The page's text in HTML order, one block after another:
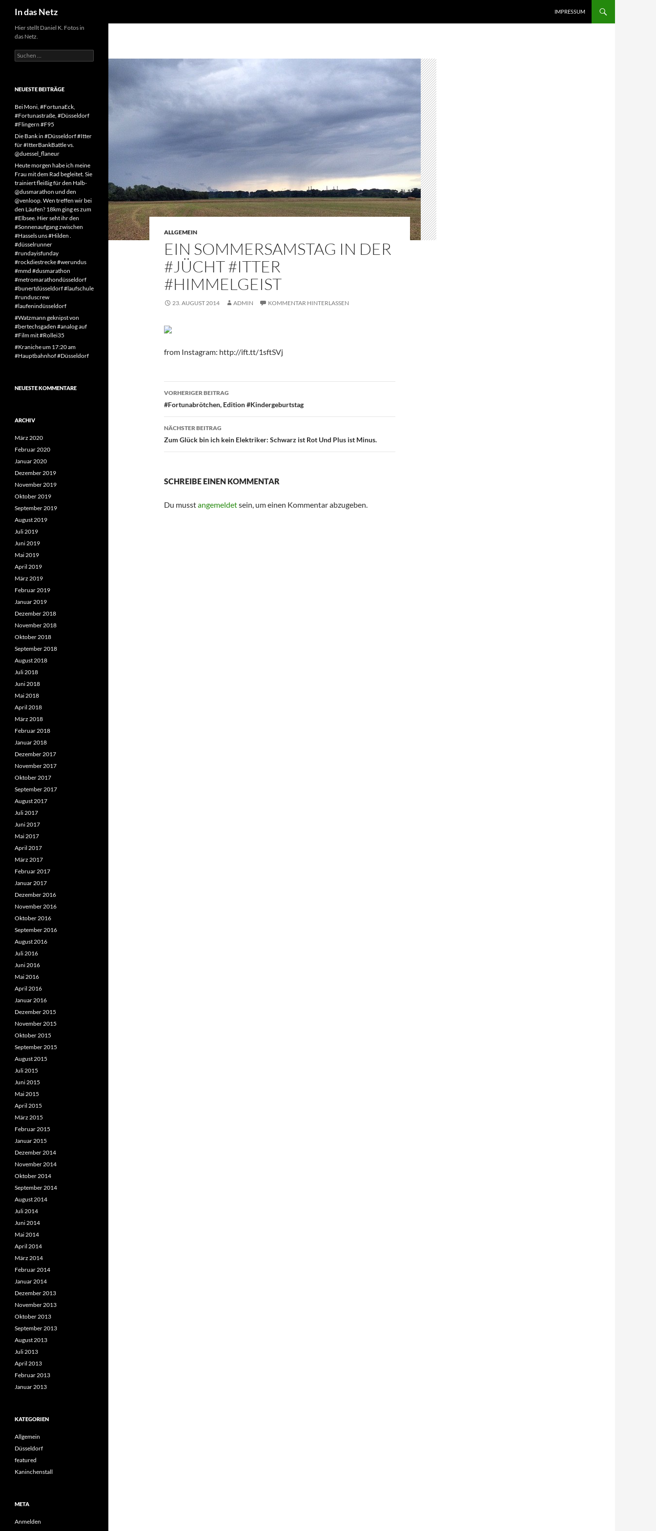
Inhalt
springen
In das Netz IMPRESSUM
ALLGEMEIN
EIN SOMMERSAMSTAG IN DER
#JÜCHT #ITTER
#HIMMELGEIST
23. AUGUST 2014 ADMIN KOMMENTAR HINTERLASSEN
from Instagram: http://ift.tt/1sftSVj
Beitragsnavigation
VORHERIGER BEITRAG
#Fortunabrötchen, Edition #Kindergeburtstag
NÄCHSTER BEITRAG
Zum Glück bin ich kein Elektriker: Schwarz ist Rot Und Plus ist Minus.
SCHREIBE EINEN KOMMENTAR
Du musstangemeldetsein, um einen Kommentar abzugeben.
Hier stellt Daniel K. Fotos in
das Netz.
Suchen
nach:
NEUESTE BEITRÄGE
Bei Moni, #FortunaEck,
#Fortunastraße, #Düsseldorf
#Flingern #F95
Die Bank in #Düsseldorf #Itter
für #ItterBankBattle vs.
@duessel_flaneur
Heute morgen habe ich meine
Frau mit dem Rad begleitet. Sie
trainiert fleißig für den Halb-
@dusmarathon und den
@venloop. Wen treffen wir bei
den Läufen? 18km ging es zum
#Elbsee. Hier seht ihr den
#Sonnenaufgang zwischen
#Hassels uns #Hilden .
#düsselrunner
#rundayisfunday
#rockdiestrecke #werundus
#mmd #dusmarathon
#metromarathondüsseldorf
#bunertdüsseldorf #laufschule
#runduscrew
#laufenindüsseldorf
#Watzmann geknipst von
#bertechsgaden #analog auf
#Film mit #Rollei35
#Kraniche um 17:20 am
#Hauptbahnhof #Düsseldorf
NEUESTE KOMMENTARE
ARCHIV
März 2020
Februar 2020
Januar 2020
Dezember 2019
November 2019
Oktober 2019
September 2019
August 2019
Juli 2019
Juni 2019
Mai 2019
April 2019
März 2019
Februar 2019
Januar 2019
Dezember 2018
November 2018
Oktober 2018
September 2018
August 2018
Juli 2018
Juni 2018
Mai 2018
April 2018
März 2018
Februar 2018
Januar 2018
Dezember 2017
November 2017
Oktober 2017
September 2017
August 2017
Juli 2017
Juni 2017
Mai 2017
April 2017
März 2017
Februar 2017
Januar 2017
Dezember 2016
November 2016
Oktober 2016
September 2016
August 2016
Juli 2016
Juni 2016
Mai 2016
April 2016
Januar 2016
Dezember 2015
November 2015
Oktober 2015
September 2015
August 2015
Juli 2015
Juni 2015
Mai 2015
April 2015
März 2015
Februar 2015
Januar 2015
Dezember 2014
November 2014
Oktober 2014
September 2014
August 2014
Juli 2014
Juni 2014
Mai 2014
April 2014
März 2014
Februar 2014
Januar 2014
Dezember 2013
November 2013
Oktober 2013
September 2013
August 2013
Juli 2013
April 2013
Februar 2013
Januar 2013
KATEGORIEN
Allgemein
Düsseldorf
featured
Kaninchenstall
META
Anmelden